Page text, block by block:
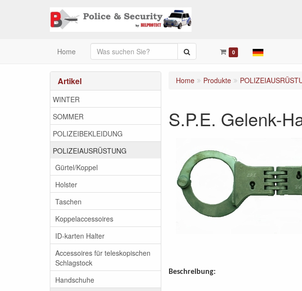
Home 0
Artikel
WINTER
SOMMER
POLIZEIBEKLEIDUNG
POLIZEIAUSRÜSTUNG
Gürtel/Koppel
Holster
Taschen
Koppelaccessoires
ID-karten Halter
Accessoires für teleskopischen
Schlagstock
Handschuhe
Home Produkte
S.P.E. Gelenk-
Beschreibung: